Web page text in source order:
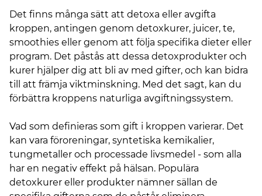
Det finns många sätt att detoxa eller avgifta
kroppen, antingen genom detoxkurer, juicer, te,
smoothies eller genom att följa specifika dieter eller
program. Det påstås att dessa detoxprodukter och
kurer hjälper dig att bli av med gifter, och kan bidra
till att främja viktminskning. Med det sagt, kan du
förbättra kroppens naturliga avgiftningssystem.
Vad som definieras som gift i kroppen varierar. Det
kan vara föroreningar, syntetiska kemikalier,
tungmetaller och processade livsmedel - som alla
har en negativ effekt på hälsan. Populära
detoxkurer eller produkter nämner sällan de